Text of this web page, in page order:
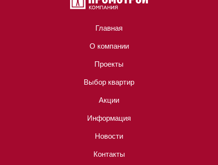
Главная
О компании
Проекты
Выбор квартир
Акции
Информация
Новости
Контакты